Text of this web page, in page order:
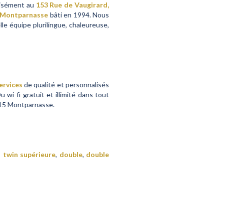
au 153 Rue de Vaugirard,
bâti en 1994. Nous
équipe plurilingue, chaleureuse,
de qualité et personnalisés
wi-fi gratuit et illimité dans tout
Montparnasse.
twin supérieure, double, double